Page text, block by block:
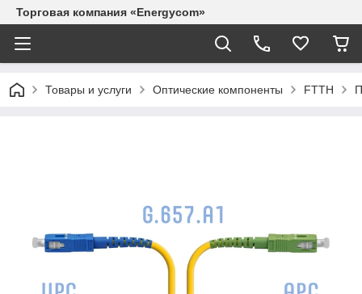
Торговая компания «Energycom»
Товары и услуги Оптические компоненты FTTH